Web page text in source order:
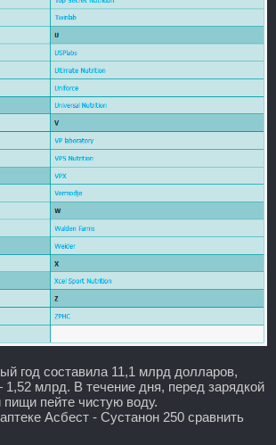
год составила 11,1 млрд долларов,
млрд. В течение дня, перед зарядкой
пейте чистую воду.
Асбест - Сустанон 250 сравнить